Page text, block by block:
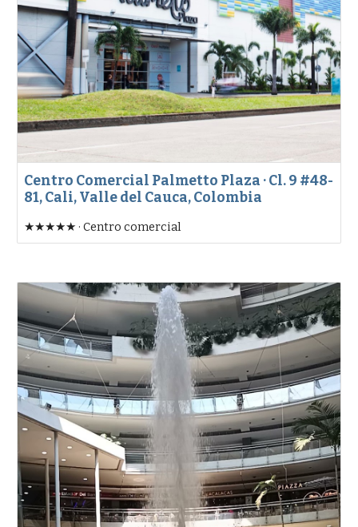
Centro Comercial Palmetto Plaza · Cl. 9 #48-
81, Cali, Valle del Cauca, Colombia
★★★★★ · Centro comercial